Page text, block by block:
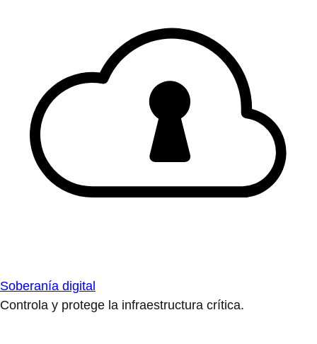
Soberanía digital
Controla y protege la infraestructura crítica.